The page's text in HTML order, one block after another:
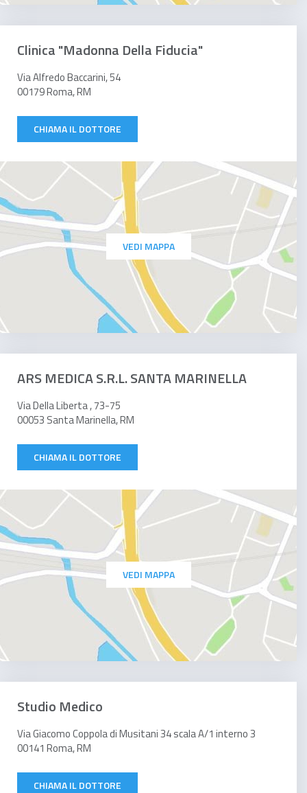
Clinica "Madonna Della Fiducia"
Via Alfredo Baccarini, 54
00179 Roma, RM
CHIAMA IL DOTTORE
VEDI MAPPA
ARS MEDICA S.R.L. SANTA MARINELLA
Via Della Liberta , 73-75
00053 Santa Marinella, RM
CHIAMA IL DOTTORE
VEDI MAPPA
Studio Medico
Via Giacomo Coppola di Musitani 34 scala A/1 interno 3
00141 Roma, RM
CHIAMA IL DOTTORE